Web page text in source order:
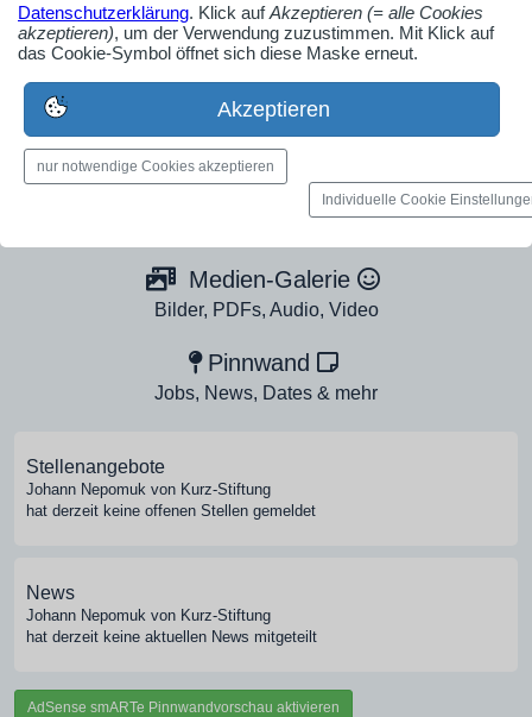
AdSense smARTe inArticle-Anzeige aktivieren
Ob Solo-Selbsständiger, Handwerksbetrieb oder
Industrieunternehmen
Erstelle jetzt ein gratis Firmenprofil für dein Unternehmen:
jetzt registrieren
Medien-Galerie
Bilder, PDFs, Audio, Video
Pinnwand
Jobs, News, Dates & mehr
Stellenangebote
Johann Nepomuk von Kurz-Stiftung
hat derzeit keine offenen Stellen gemeldet
News
Johann Nepomuk von Kurz-Stiftung
hat derzeit keine aktuellen News mitgeteilt
AdSense smARTe Pinnwandvorschau aktivieren
Datenschutzerklärung. Klick aufAkzeptieren (= alle Cookies
akzeptieren), um der Verwendung zuzustimmen. Mit Klick auf
das Cookie-Symbol öffnet sich diese Maske erneut.
Akzeptieren
nur notwendige Cookies akzeptieren
Individuelle Cookie